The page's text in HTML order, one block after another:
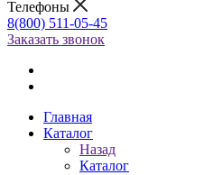
Телефоны
8(800) 511-05-45
Заказать звонок
Главная
Каталог
Назад
Каталог